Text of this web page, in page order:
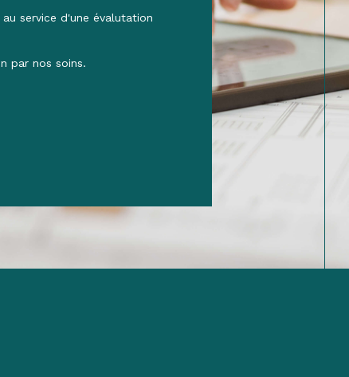
service d'une évalutation
par nos soins.